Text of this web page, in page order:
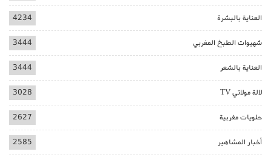
العناية بالبشرة 4234
شهيوات الطبخ المغربي 3444
العناية بالشعر 3444
لالة مولاتي TV 3028
حلويات مغربية 2627
أخبار المشاهير 2585